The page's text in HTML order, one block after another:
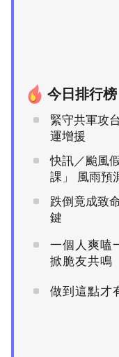
今日排行榜
緊守共軍攻
運增援
快訊／颱風
課」 風雨預
跌倒竟成致
鍵
一個人爽嗑
掀脆友共鳴
做到這點才